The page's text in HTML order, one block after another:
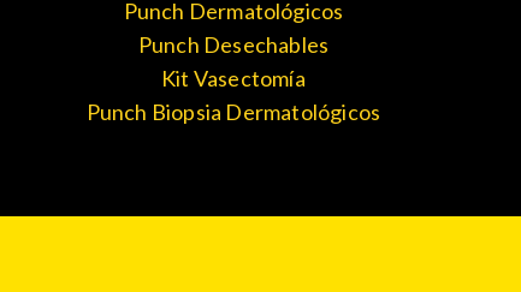
Punch Dermatológicos
Punch Desechables
Kit Vasectomía
Punch Biopsia Dermatológicos